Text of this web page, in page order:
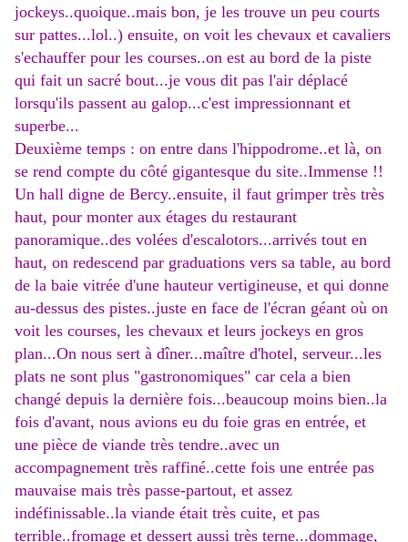
jockeys..quoique..mais bon, je les trouve un peu courts
sur pattes...lol..) ensuite, on voit les chevaux et cavaliers
s'echauffer pour les courses..on est au bord de la piste
qui fait un sacré bout...je vous dit pas l'air déplacé
lorsqu'ils passent au galop...c'est impressionnant et
superbe...
Deuxième temps : on entre dans l'hippodrome..et là, on
se rend compte du côté gigantesque du site..Immense !!
Un hall digne de Bercy..ensuite, il faut grimper très très
haut, pour monter aux étages du restaurant
panoramique..des volées d'escalotors...arrivés tout en
haut, on redescend par graduations vers sa table, au bord
de la baie vitrée d'une hauteur vertigineuse, et qui donne
au-dessus des pistes..juste en face de l'écran géant où on
voit les courses, les chevaux et leurs jockeys en gros
plan...On nous sert à dîner...maître d'hotel, serveur...les
plats ne sont plus "gastronomiques" car cela a bien
changé depuis la dernière fois...beaucoup moins bien..la
fois d'avant, nous avions eu du foie gras en entrée, et
une pièce de viande très tendre..avec un
accompagnement très raffiné..cette fois une entrée pas
mauvaise mais très passe-partout, et assez
indéfinissable..la viande était très cuite, et pas
terrible..fromage et dessert aussi très terne...dommage,